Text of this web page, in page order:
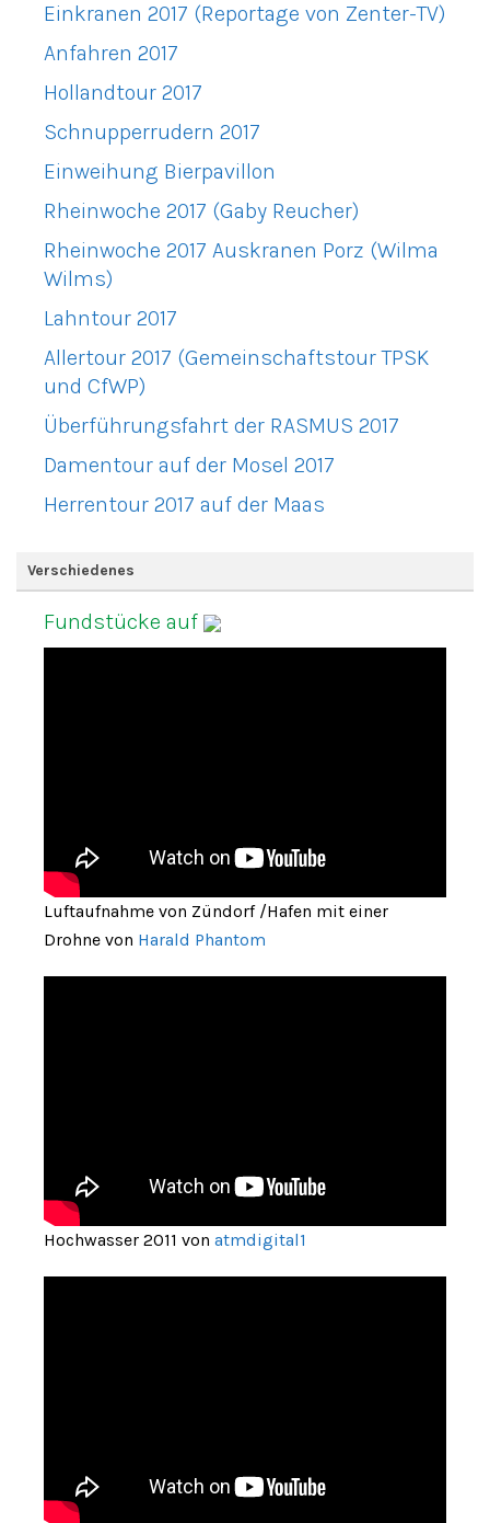
Einkranen 2017 (Reportage von Zenter-TV)
Anfahren 2017
Hollandtour 2017
Schnupperrudern 2017
Einweihung Bierpavillon
Rheinwoche 2017 (Gaby Reucher)
Rheinwoche 2017 Auskranen Porz (Wilma
Wilms)
Lahntour 2017
Allertour 2017 (Gemeinschaftstour TPSK
und CfWP)
Überführungsfahrt der RASMUS 2017
Damentour auf der Mosel 2017
Herrentour 2017 auf der Maas
Verschiedenes
Fundstücke auf
Luftaufnahme von Zündorf /Hafen mit einer
Drohne von Harald Phantom
Hochwasser 2011 von atmdigital1